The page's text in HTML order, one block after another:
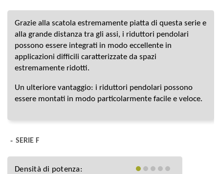
Grazie alla scatola estremamente piatta di questa serie e
alla grande distanza tra gli assi, i riduttori pendolari
possono essere integrati in modo eccellente in
applicazioni difficili caratterizzate da spazi
estremamente ridotti.
Un ulteriore vantaggio: i riduttori pendolari possono
essere montati in modo particolarmente facile e veloce.
SERIE F
Densità di potenza: